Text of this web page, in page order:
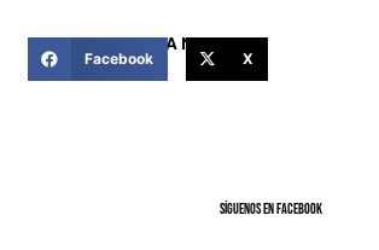
COMPARTIR ESTA NOTICIA
Facebook X
SíGUENOS EN FACEBOOK